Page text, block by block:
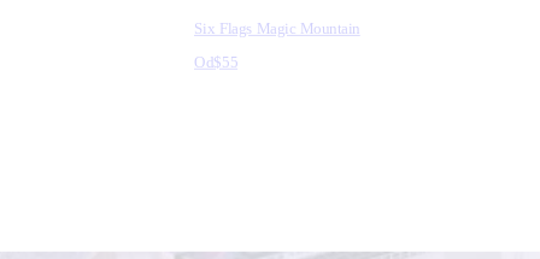
Six Flags Magic Mountain
Od$55